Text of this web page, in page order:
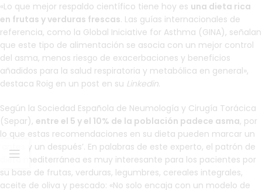
«Lo que mejor respaldo científico tiene hoy es una dieta rica
en frutas y verduras frescas. Las guías internacionales de
referencia, como la Global Iniciative for Asthma (GINA), señalan
que este tipo de alimentación se asocia con un mejor control
del asma, menos riesgo de exacerbaciones y beneficios
añadidos para la salud respiratoria y metabólica en general»,
destaca Roig en un post en su Linkedin.
Según la Sociedad Española de Neumología y Cirugía Torácica
(Separ), entre el 5 y el 10% de la población padece asma, por
lo que estas recomendaciones en su dieta pueden marcar un
‘antes y un después’. En palabras de este experto, el patrón de
dieta mediterránea es muy interesante para los pacientes por
su base de frutas, verduras, legumbres, cereales integrales,
aceite de oliva y pescado: «No solo encaja con un modelo de